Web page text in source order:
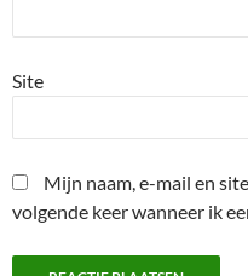
Site
Mijn naam, e-mail en
volgende keer wanneer ik